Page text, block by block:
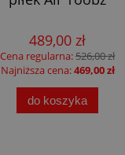
489,00 zł
Cena regularna:526,00 zł
Najniższa cena:469,00 zł
do koszyka